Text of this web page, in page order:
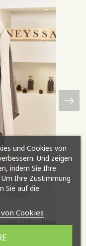
Umm Abdurrahman
und Cookies von
Und zeigen
indem Sie Ihre
Ihre Zustimmung
Sie auf die
Cookies